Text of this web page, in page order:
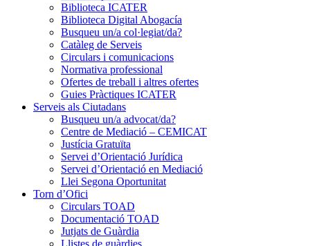
Biblioteca ICATER
Biblioteca Digital Abogacía
Busqueu un/a col·legiat/da?
Catàleg de Serveis
Circulars i comunicacions
Normativa professional
Ofertes de treball i altres ofertes
Guies Pràctiques ICATER
Serveis als Ciutadans
Busqueu un/a advocat/da?
Centre de Mediació – CEMICAT
Justícia Gratuïta
Servei d’Orientació Jurídica
Servei d’Orientació en Mediació
Llei Segona Oportunitat
Torn d’Ofici
Circulars TOAD
Documentació TOAD
Jutjats de Guàrdia
Llistes de guàrdies